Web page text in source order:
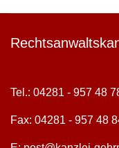
Tel.: 04281 - 957 48
Fax: 04281 - 957 48